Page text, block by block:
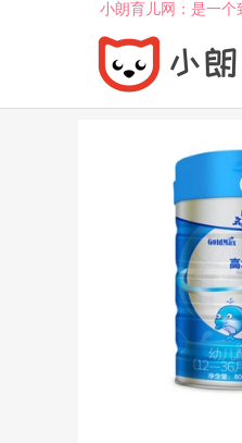
小朗育儿网：是一个